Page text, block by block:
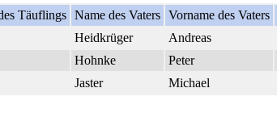
Täuflings Name des Vaters Vorname des Vaters
Heidkrüger Andreas
Hohnke Peter
Jaster Michael